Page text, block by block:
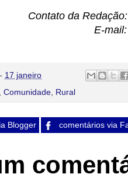
Contato da
E-
- 17 janeiro
Comunidade Rural
Blogger comentários via